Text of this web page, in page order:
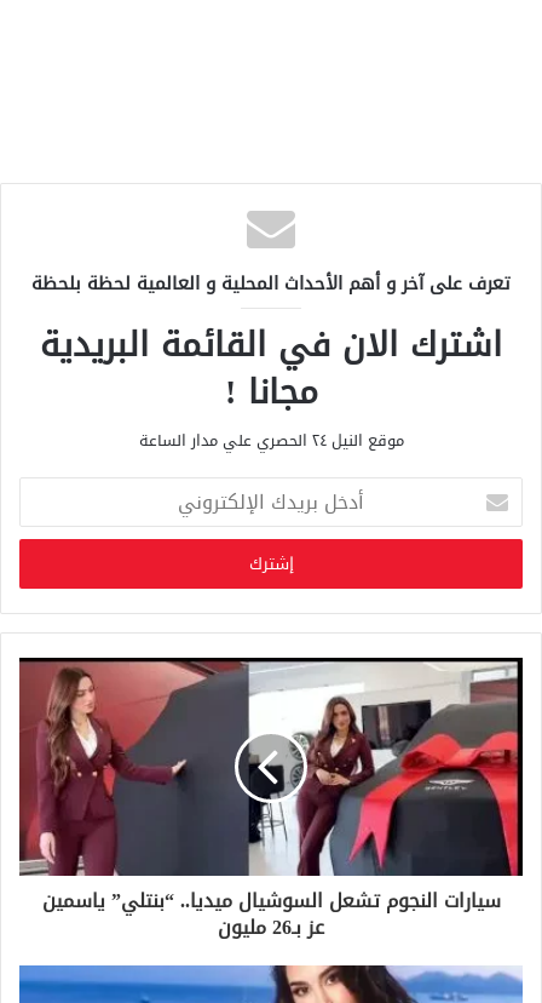
تعرف على آخر و أهم الأحداث المحلية و العالمية لحظة بلحظة
اشترك الان في القائمة البريدية
مجانا !
موقع النيل ٢٤ الحصري علي مدار الساعة
خ
ب
ر
ي
د
ك
ل
ر
سيارات النجوم تشعل السوشيال ميديا.. “بنتلي” ياسمين
عز بـ26 مليون